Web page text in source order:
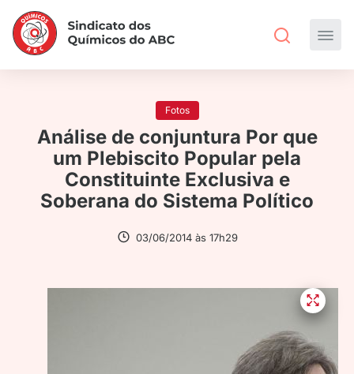
Fotos
Análise de conjuntura Por que
um Plebiscito Popular pela
Constituinte Exclusiva e
Soberana do Sistema Político
03/06/2014 às 17h29